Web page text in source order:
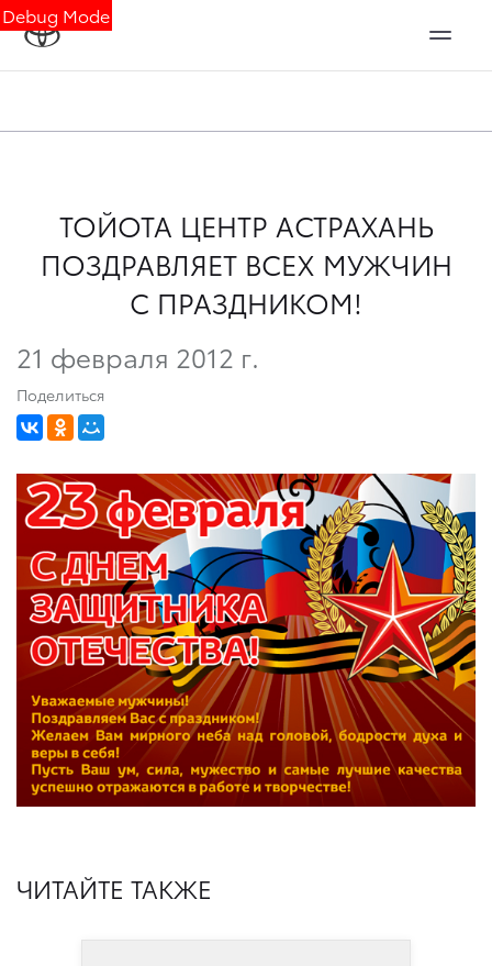
Debug Mode
ТОЙОТА ЦЕНТР АСТРАХАНЬ
ПОЗДРАВЛЯЕТ ВСЕХ МУЖЧИН
С ПРАЗДНИКОМ!
21 февраля 2012 г.
Поделиться
ЧИТАЙТЕ ТАКЖЕ